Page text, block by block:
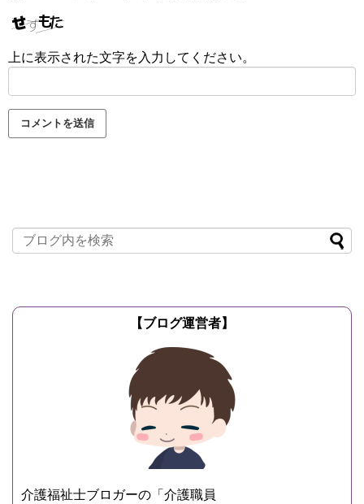
上に表示された文字を入力してください。
【ブログ運営者】
介護福祉士ブロガーの「介護職員